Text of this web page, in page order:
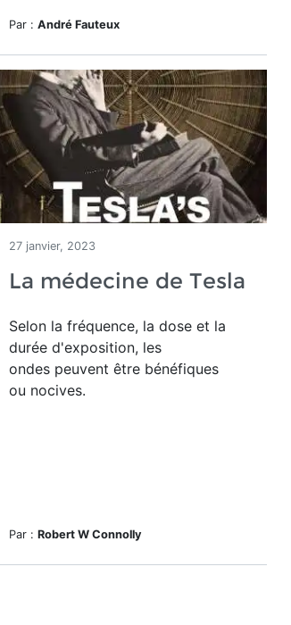
Par : André Fauteux
27 janvier, 2023
La médecine de Tesla
Selon la fréquence, la dose et la
durée d'exposition, les
ondes peuvent être bénéfiques
ou nocives.
Par : Robert W Connolly